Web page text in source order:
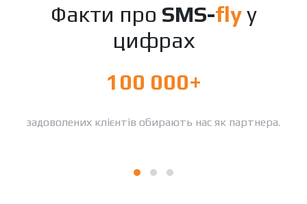
Факти про SMS-flyу
цифрах
100 000+
задоволених клієнтів обирають нас як партнера.